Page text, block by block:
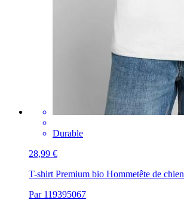
Durable
28,99 €
T-shirt Premium bio Hommetête de chien
Par 119395067